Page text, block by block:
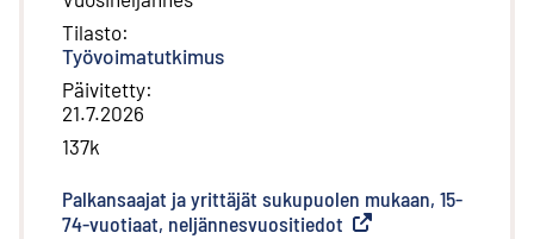
Tilasto:
Työvoimatutkimus
Päivitetty:
21.7.2026
137k
Palkansaajat ja yrittäjät sukupuolen mukaan, 15-
74-vuotiaat, neljännesvuositiedot Ulkoinen linkki